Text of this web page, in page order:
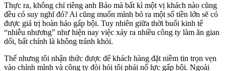
Thực ra, không chỉ riêng anh Bảo mà bất kì một vị khách nào cũng
đều có suy nghĩ đó? Ai cũng muốn mình bỏ ra một số tiền lớn sẽ có
được giá trị hoàn hảo gấp bội. Tuy nhiên giữa thời buổi kinh tế
“nhiễu nhương” như hiện nay việc xảy ra nhiều công ty làm ăn gian
dối, bất chính là không tránh khỏi.
Thế nhưng tôi nhận thức được để khách hàng đặt niềm tin trọn vẹn
vào chính mình và công ty đòi hỏi tôi phải nổ lực gấp bội. Ngoài